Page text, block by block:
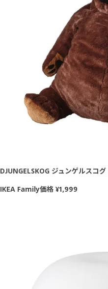
DJUNGELSKOG ジュンゲルスコグ
IKEA Family価格 ¥1,999